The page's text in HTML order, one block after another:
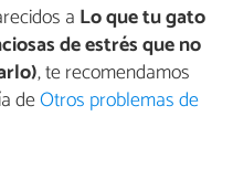
a Lo que tu gato
de estrés que no
, te recomendamos
deOtros problemas de